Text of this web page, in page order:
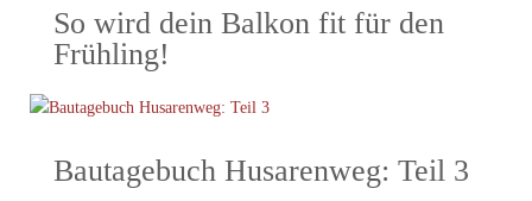
So wird dein Balkon fit für den
Frühling!
Bautagebuch Husarenweg: Teil 3